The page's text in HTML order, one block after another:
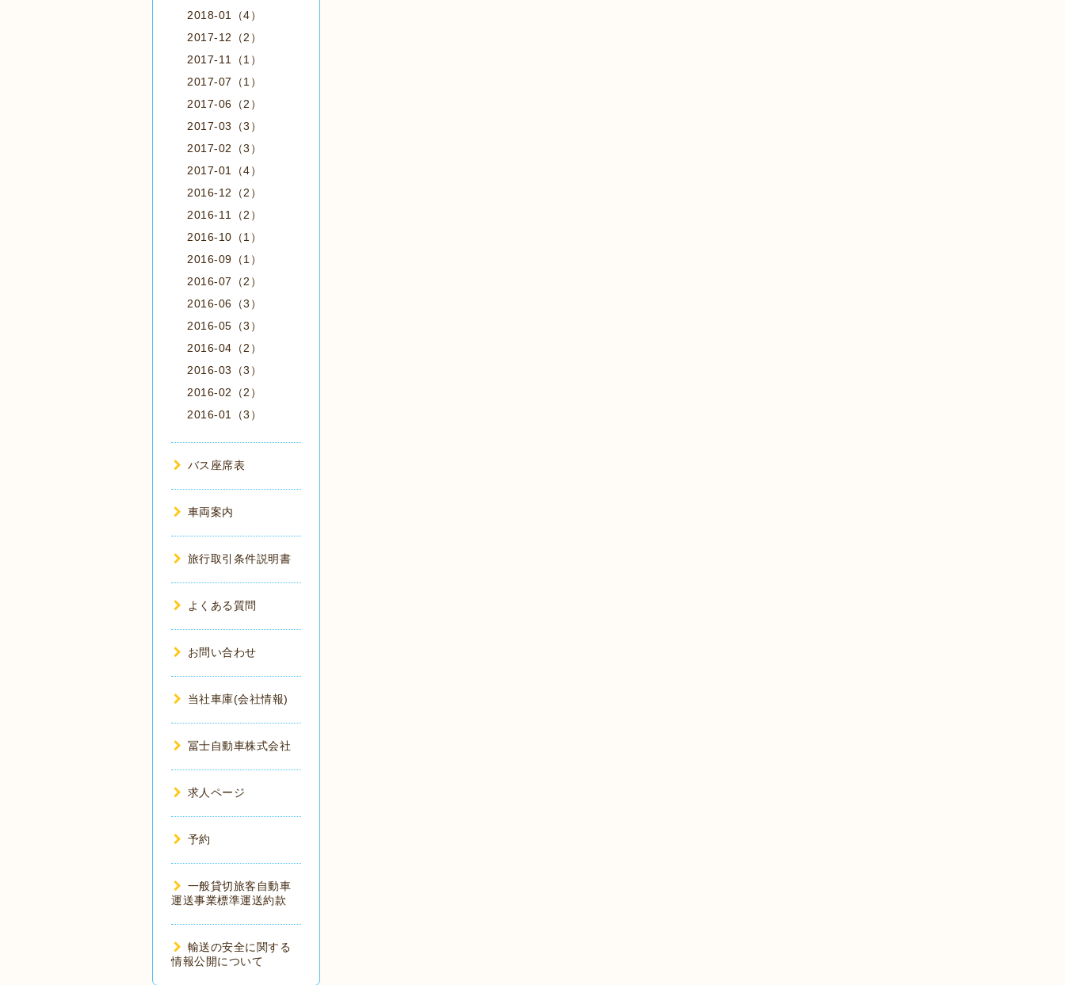
2018-01（4）
2017-12（2）
2017-11（1）
2017-07（1）
2017-06（2）
2017-03（3）
2017-02（3）
2017-01（4）
2016-12（2）
2016-11（2）
2016-10（1）
2016-09（1）
2016-07（2）
2016-06（3）
2016-05（3）
2016-04（2）
2016-03（3）
2016-02（2）
2016-01（3）
バス座席表
車両案内
旅行取引条件説明書
よくある質問
お問い合わせ
当社車庫(会社情報)
冨士自動車株式会社
求人ページ
予約
一般貸切旅客自動車
運送事業標準運送約款
輸送の安全に関する
情報公開について